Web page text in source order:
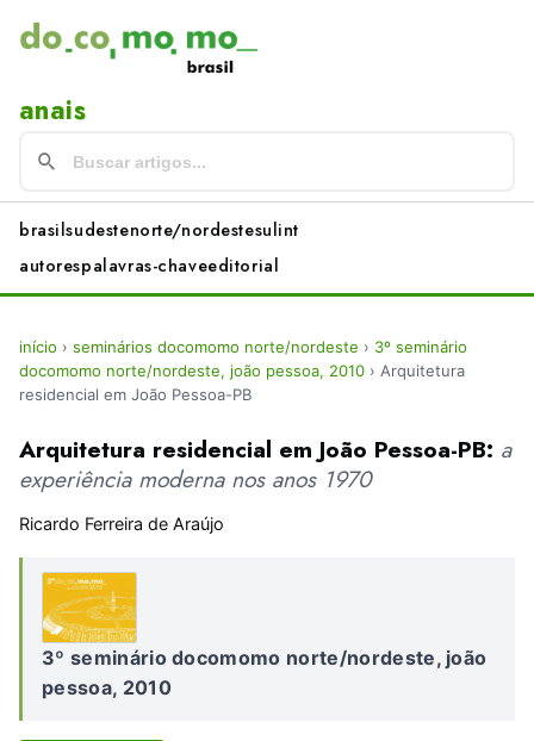
anais
brasilsudestenorte/nordestesulint
autorespalavras-chaveeditorial
início › seminários docomomo norte/nordeste › 3º seminário
docomomo norte/nordeste, joão pessoa, 2010 › Arquitetura
residencial em João Pessoa-PB
Arquitetura residencial em João Pessoa-PB: a
experiência moderna nos anos 1970
Ricardo Ferreira de Araújo
3º seminário docomomo norte/nordeste, joão
pessoa, 2010